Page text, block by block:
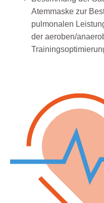
Atemmaske zur
pulmonalen
der aeroben/